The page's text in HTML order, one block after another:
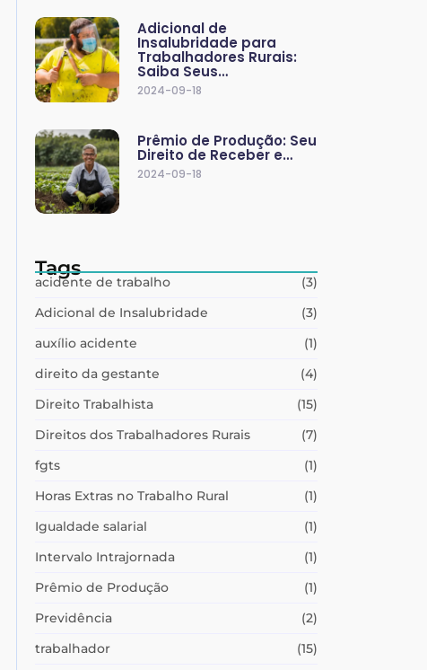
Adicional de
Insalubridade para
Trabalhadores Rurais:
Saiba Seus…
2024-09-18
Prêmio de Produção: Seu
Direito de Receber e…
2024-09-18
Tags
acidente de trabalho
(3)
Adicional de Insalubridade
(3)
auxílio acidente
(1)
direito da gestante
(4)
Direito Trabalhista
(15)
Direitos dos Trabalhadores Rurais
(7)
fgts
(1)
Horas Extras no Trabalho Rural
(1)
Igualdade salarial
(1)
Intervalo Intrajornada
(1)
Prêmio de Produção
(1)
Previdência
(2)
trabalhador
(15)